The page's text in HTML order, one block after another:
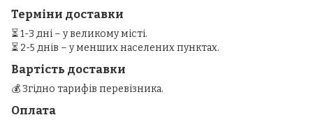
Терміни доставки
⏳ 1-3 дні – у великому місті.
⏳ 2-5 днів – у менших населених пунктах.
Вартість доставки
💰 Згідно тарифів перевізника.
Оплата